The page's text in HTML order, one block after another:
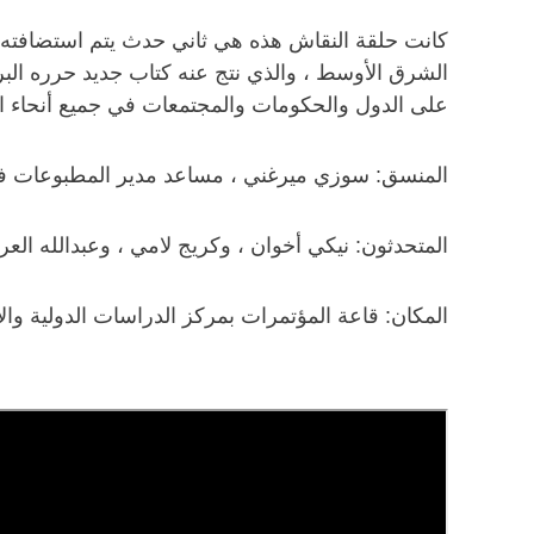
كانت حلقة النقاش هذه هي ثاني حدث يتم
الشرق الأوسط ، والذي نتج عنه كتاب جديد حرره
على الدول والحكومات والمجتمعات في جميع أنحاء
المنسق: سوزي ميرغني ، مساعد مدير المطبوعات
المتحدثون: نيكي أخوان ، وكريج لامي ، وعبدالله
المكان: قاعة المؤتمرات بمركز الدراسات الدولية